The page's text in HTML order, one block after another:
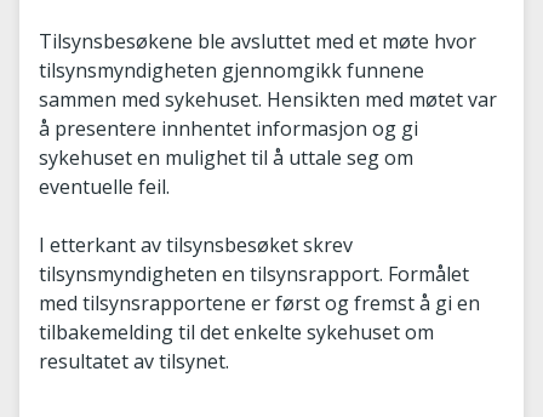
Tilsynsbesøkene ble avsluttet med et møte hvor
tilsynsmyndigheten gjennomgikk funnene
sammen med sykehuset. Hensikten med møtet var
å presentere innhentet informasjon og gi
sykehuset en mulighet til å uttale seg om
eventuelle feil.
I etterkant av tilsynsbesøket skrev
tilsynsmyndigheten en tilsynsrapport. Formålet
med tilsynsrapportene er først og fremst å gi en
tilbakemelding til det enkelte sykehuset om
resultatet av tilsynet.